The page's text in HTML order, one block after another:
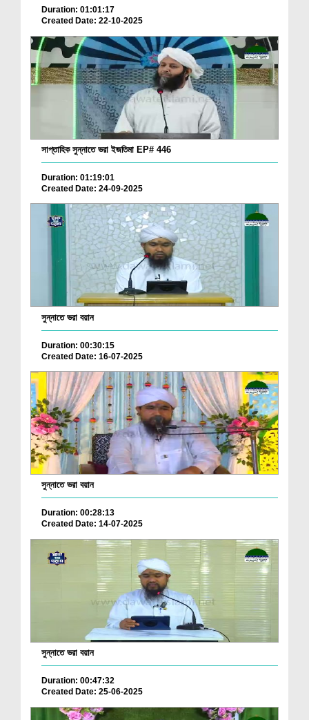
Duration: 01:01:17
Created Date: 22-10-2025
সাপ্তাহিক সুন্নাতে ভরা ইজতিমা EP# 446
Duration: 01:19:01
Created Date: 24-09-2025
সুন্নাতে ভরা বয়ান
Duration: 00:30:15
Created Date: 16-07-2025
সুন্নাতে ভরা বয়ান
Duration: 00:28:13
Created Date: 14-07-2025
সুন্নাতে ভরা বয়ান
Duration: 00:47:32
Created Date: 25-06-2025